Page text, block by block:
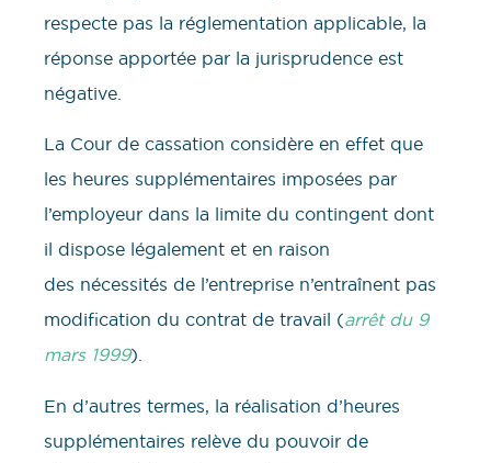
respecte pas la réglementation applicable, la
réponse apportée par la jurisprudence est
négative.
La Cour de cassation considère en effet que
les heures supplémentaires imposées par
l’employeur dans la limite du contingent dont
il dispose légalement et en raison
des nécessités de l’entreprise n’entraînent pas
modification du contrat de travail (arrêt du 9
mars 1999).
En d’autres termes, la réalisation d’heures
supplémentaires relève du pouvoir de